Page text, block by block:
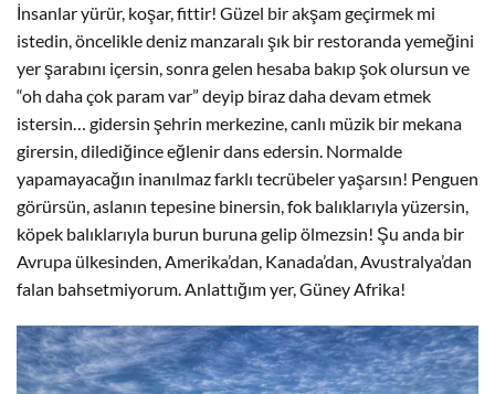
İnsanlar yürür, koşar, fittir! Güzel bir akşam geçirmek mi
istedin, öncelikle deniz manzaralı şık bir restoranda yemeğini
yer şarabını içersin, sonra gelen hesaba bakıp şok olursun ve
“oh daha çok param var” deyip biraz daha devam etmek
istersin… gidersin şehrin merkezine, canlı müzik bir mekana
girersin, dilediğince eğlenir dans edersin. Normalde
yapamayacağın inanılmaz farklı tecrübeler yaşarsın! Penguen
görürsün, aslanın tepesine binersin, fok balıklarıyla yüzersin,
köpek balıklarıyla burun buruna gelip ölmezsin! Şu anda bir
Avrupa ülkesinden, Amerika’dan, Kanada’dan, Avustralya’dan
falan bahsetmiyorum. Anlattığım yer, Güney Afrika!